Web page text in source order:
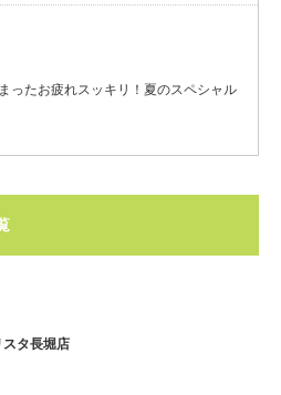
ったお疲れスッキリ！夏のスペシャル
スタ長堀店